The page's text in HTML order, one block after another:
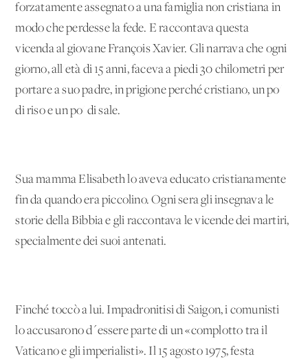
forzatamente assegnato a una famiglia non cristiana in
modo che perdesse la fede. E raccontava questa
vicenda al giovane François Xavier. Gli narrava che ogni
giorno, all'età di 15 anni, faceva a piedi 30 chilometri per
portare a suo padre, in prigione perché cristiano, un po'
di riso e un po' di sale.
Sua mamma Elisabeth lo aveva educato cristianamente
fin da quando era piccolino. Ogni sera gli insegnava le
storie della Bibbia e gli raccontava le vicende dei martiri,
specialmente dei suoi antenati.
Finché toccò a lui. Impadronitisi di Saigon, i comunisti
lo accusarono d´essere parte di un «complotto tra il
Vaticano e gli imperialisti». Il 15 agosto 1975, festa